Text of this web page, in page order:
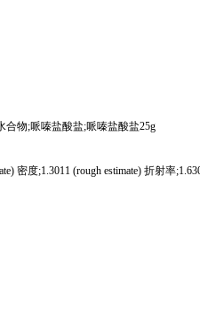
物;哌嗪盐酸盐;哌嗪盐酸盐25g
密度;1.3011 (rough estimate) 折射率